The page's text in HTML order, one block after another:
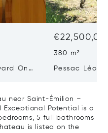
380 m²
Pessac
near Saint-Émilion –
Exceptional Potential is a
5 full bathrooms
is listed on the